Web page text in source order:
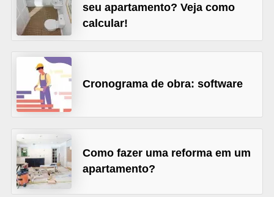
seu apartamento? Veja como
calcular!
Cronograma de obra: software
Como fazer uma reforma em um
apartamento?
l
u
i
v
e
l